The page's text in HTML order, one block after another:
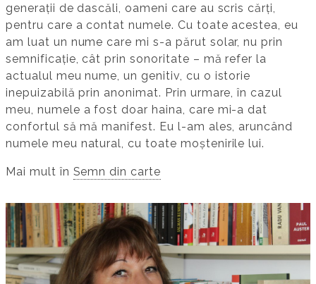
generații de dascăli, oameni care au scris cărți,
pentru care a contat numele. Cu toate acestea, eu
am luat un nume care mi s-a părut solar, nu prin
semnificație, cât prin sonoritate – mă refer la
actualul meu nume, un genitiv, cu o istorie
inepuizabilă prin anonimat. Prin urmare, în cazul
meu, numele a fost doar haina, care mi-a dat
confortul să mă manifest. Eu l-am ales, aruncând
numele meu natural, cu toate moștenirile lui.
Mai mult în Semn din carte